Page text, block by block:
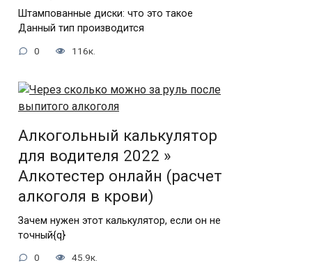
Штампованные диски: что это такое
Данный тип производится
0 116к.
Алкогольный калькулятор
для водителя 2022 »
Алкотестер онлайн (расчет
алкоголя в крови)
Зачем нужен этот калькулятор, если он не
точный{q}
0 45.9к.